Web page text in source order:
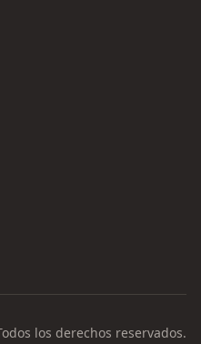
los derechos reservados.